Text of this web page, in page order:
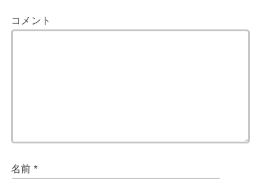
コメント
名前*